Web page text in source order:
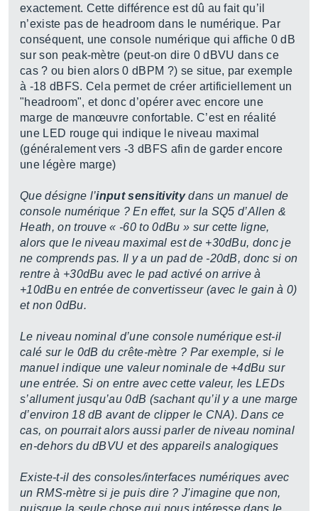
exactement. Cette différence est dû au fait qu’il
n’existe pas de headroom dans le numérique. Par
conséquent, une console numérique qui affiche 0 dB
sur son peak-mètre (peut-on dire 0 dBVU dans ce
cas ? ou bien alors 0 dBPM ?) se situe, par exemple
à -18 dBFS. Cela permet de créer artificiellement un
"headroom", et donc d’opérer avec encore une
marge de manœuvre confortable. C’est en réalité
une LED rouge qui indique le niveau maximal
(généralement vers -3 dBFS afin de garder encore
une légère marge)
Que désigne l’input sensitivitydans un manuel de
console numérique ? En effet, sur la SQ5 d’Allen &
Heath, on trouve « -60 to 0dBu » sur cette ligne,
alors que le niveau maximal est de +30dBu, donc je
ne comprends pas. Il y a un pad de -20dB, donc si on
rentre à +30dBu avec le pad activé on arrive à
+10dBu en entrée de convertisseur (avec le gain à 0)
et non 0dBu.
Le niveau nominal d’une console numérique est-il
calé sur le 0dB du crête-mètre ? Par exemple, si le
manuel indique une valeur nominale de +4dBu sur
une entrée. Si on entre avec cette valeur, les LEDs
s’allument jusqu’au 0dB (sachant qu’il y a une marge
d’environ 18 dB avant de clipper le CNA). Dans ce
cas, on pourrait alors aussi parler de niveau nominal
en-dehors du dBVU et des appareils analogiques
Existe-t-il des consoles/interfaces numériques avec
un RMS-mètre si je puis dire ? J'imagine que non,
puisque la seule chose qui nous intéresse dans le